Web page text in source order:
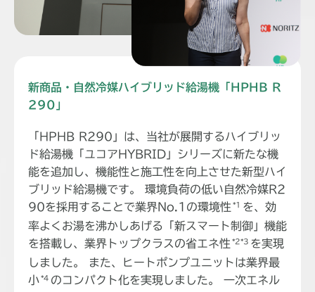
新商品・自然冷媒ハイブリッド給湯機「HPHB R
290」
「HPHB R290」は、当社が展開するハイブリッ
ド給湯機「ユコアHYBRID」シリーズに新たな機
能を追加し、機能性と施工性を向上させた新型ハイ
ブリッド給湯機です。
環境負荷の低い自然冷媒R2
90を採用することで業界No.1の環境性 *1
を、効
率よくお湯を沸かしあげる「新スマート制御」機能
を搭載し、業界トップクラスの省エネ性 *2*3 を実現
しました。
また、ヒートポンプユニットは業界最
小 *4 のコンパクト化を実現しました。
一次エネル